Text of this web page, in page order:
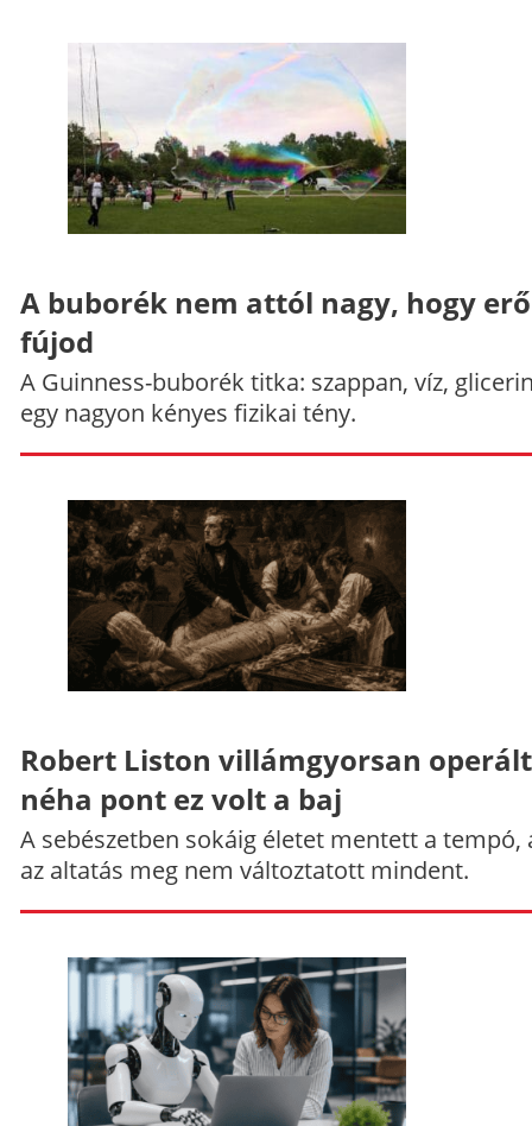
A buborék nem attól nagy, hogy
fújod
A Guinness-buborék titka: szappan, víz,
egy nagyon kényes fizikai tény.
Robert Liston villámgyorsan
néha pont ez volt a baj
A sebészetben sokáig életet mentett a tempó,
az altatás meg nem változtatott mindent.